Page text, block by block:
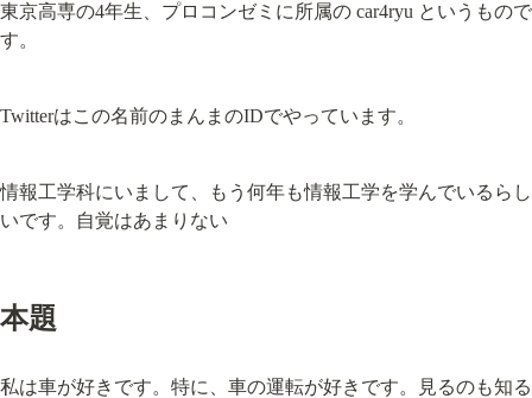
東京高専の4年生、プロコンゼミに所属の car4ryu というもので
す。
Twitterはこの名前のまんまのIDでやっています。
情報工学科にいまして、もう何年も情報工学を学んでいるらし
いです。自覚はあまりない
本題
私は車が好きです。特に、車の運転が好きです。見るのも知る